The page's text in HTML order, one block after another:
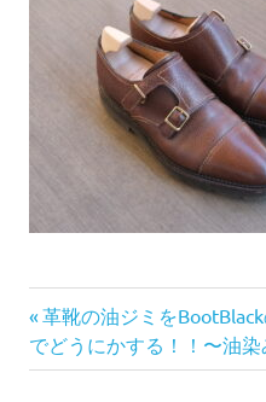
投
稿
前
の
記
革靴の油ジミを
でどうにかする！！〜油